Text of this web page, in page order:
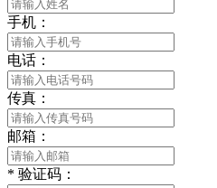
手机：
电话：
传真：
邮箱：
* 验证码：